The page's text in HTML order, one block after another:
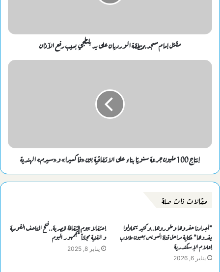
مقتل إمام مسجد بمنطقة الورديان على يد بلطجي بسبب رفع الآذان
إنتاج 100 مليون جرعة سنويًا بناء على الاتفاقية بين «فاكسيرا» و«سيرم» الهندية
مقالات ذات صلة
“أجدادنا حفروها وطوروها..وكتير بيحاولوا
يقدوها” حكاية مراحل قناة السويس بعيون طلاب
إعلام الإسكندرية
يناير 6, 2026
إحتفالا بيوم الثقافة المصرية..فتح المتاحف القومية
و الفنية مجاناً للجمهور اليوم
يناير 8, 2025